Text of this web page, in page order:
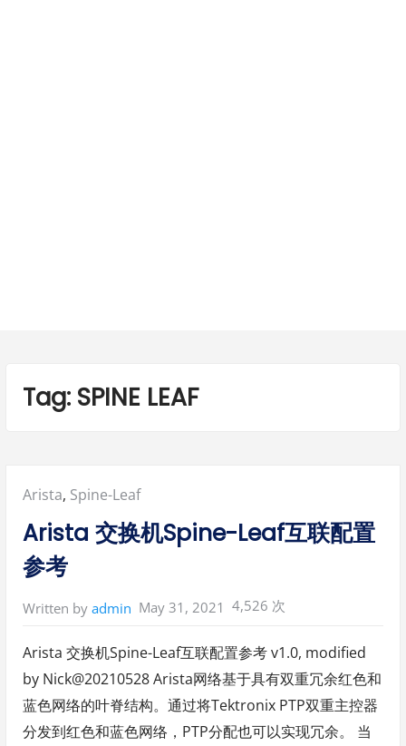
Tag: SPINE LEAF
Posted
in:
Arista, Spine-Leaf
Arista 交换机Spine-Leaf互联配置
参考
Written by admin May 31, 2021 4,526 次
Arista 交换机Spine-Leaf互联配置参考 v1.0, modified
by Nick@20210528 Arista网络基于具有双重冗余红色和
蓝色网络的叶脊结构。通过将Tektronix PTP双重主控器
分发到红色和蓝色网络，PTP分配也可以实现冗余。 当